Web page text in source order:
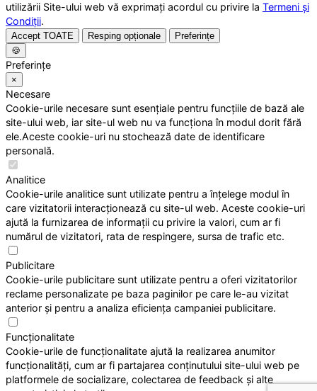
utilizării Site-ului web vă exprimați acordul cu privire la Termeni și
Condiții.
Accept TOATE Resping opționale
Preferințe
🍪
Preferințe
×
Necesare
Cookie-urile necesare sunt esențiale pentru funcțiile de bază ale
site-ului web, iar site-ul web nu va funcționa în modul dorit fără
ele.Aceste cookie-uri nu stochează date de identificare
personală.
Analitice
Cookie-urile analitice sunt utilizate pentru a înțelege modul în
care vizitatorii interacționează cu site-ul web. Aceste cookie-uri
ajută la furnizarea de informații cu privire la valori, cum ar fi
numărul de vizitatori, rata de respingere, sursa de trafic etc.
Publicitare
Cookie-urile publicitare sunt utilizate pentru a oferi vizitatorilor
reclame personalizate pe baza paginilor pe care le-au vizitat
anterior și pentru a analiza eficiența campaniei publicitare.
Funcționalitate
Cookie-urile de funcționalitate ajută la realizarea anumitor
funcționalități, cum ar fi partajarea conținutului site-ului web pe
platformele de socializare, colectarea de feedback și alte